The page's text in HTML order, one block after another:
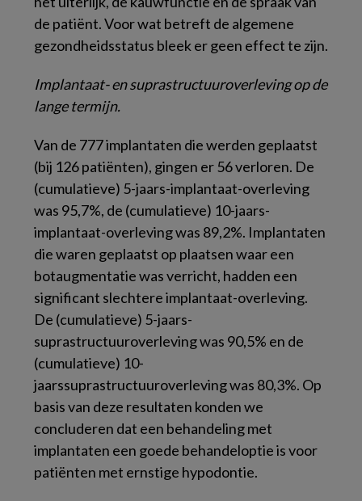
de patiënt. Voor wat betreft de algemene
gezondheidsstatus bleek er geen effect te zijn.
Implantaat- en suprastructuuroverleving op de
lange termijn.
Van de 777 implantaten die werden geplaatst
(bij 126 patiënten), gingen er 56 verloren. De
(cumulatieve) 5-jaars-implantaat-overleving
was 95,7%, de (cumulatieve) 10-jaars-
implantaat-overleving was 89,2%. Implantaten
die waren geplaatst op plaatsen waar een
botaugmentatie was verricht, hadden een
significant slechtere implantaat-overleving.
De (cumulatieve) 5-jaars-
suprastructuuroverleving was 90,5% en de
(cumulatieve) 10-
jaarssuprastructuuroverleving was 80,3%. Op
basis van deze resultaten konden we
concluderen dat een behandeling met
implantaten een goede behandeloptie is voor
patiënten met ernstige hypodontie.